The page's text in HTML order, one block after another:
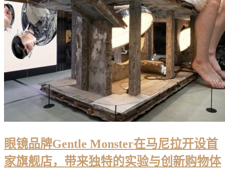
眼镜品牌Gentle Monster在马尼拉开设首
家旗舰店，带来独特的实验与创新购物体